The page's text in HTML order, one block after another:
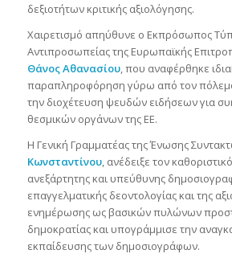
δεξιοτήτων κριτικής αξιολόγησης.
Χαιρετισμό απηύθυνε ο Εκπρόσωπος
Αντιπροσωπείας της Ευρωπαϊκής
Θάνος Αθανασίου, που αναφέρθηκε
παραπληροφόρηση γύρω από τον
την διοχέτευση ψευδών ειδήσεων για
θεσμικών οργάνων της ΕΕ.
Η Γενική Γραμματέας της Ένωσης
Κωνσταντίνου, ανέδειξε τον
ανεξάρτητης και υπεύθυνης
επαγγελματικής δεοντολογίας και της
ενημέρωσης ως βασικών πυλώνων
δημοκρατίας και υπογράμμισε την
εκπαίδευσης των δημοσιογράφων.